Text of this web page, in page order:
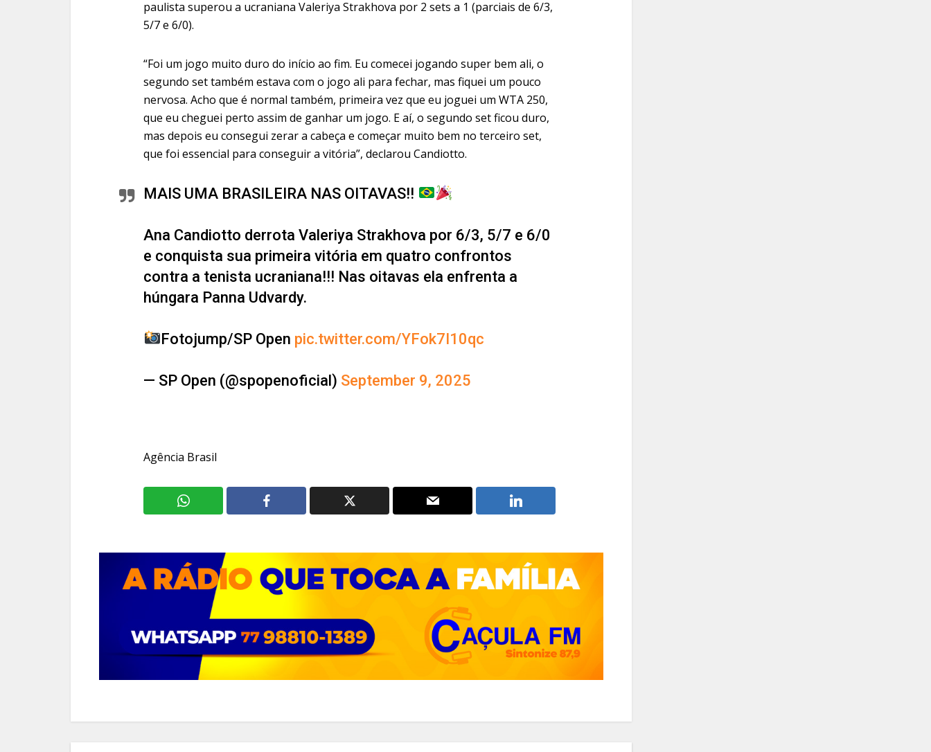
paulista superou a ucraniana Valeriya Strakhova por 2 sets a 1 (parciais de 6/3,
5/7 e 6/0).
“Foi um jogo muito duro do início ao fim. Eu comecei jogando super bem ali, o
segundo set também estava com o jogo ali para fechar, mas fiquei um pouco
nervosa. Acho que é normal também, primeira vez que eu joguei um WTA 250,
que eu cheguei perto assim de ganhar um jogo. E aí, o segundo set ficou duro,
mas depois eu consegui zerar a cabeça e começar muito bem no terceiro set,
que foi essencial para conseguir a vitória”, declarou Candiotto.
MAIS UMA BRASILEIRA NAS OITAVAS!!
Ana Candiotto derrota Valeriya Strakhova por 6/3, 5/7 e 6/0
e conquista sua primeira vitória em quatro confrontos
contra a tenista ucraniana!!! Nas oitavas ela enfrenta a
húngara Panna Udvardy.
Fotojump/SP Open pic.twitter.com/YFok7I10qc
— SP Open (@spopenoficial) September 9, 2025
Agência Brasil